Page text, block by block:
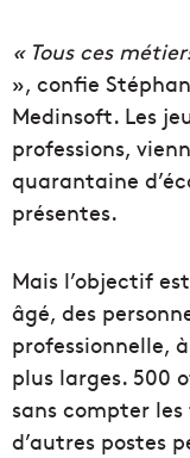
« Tous ces
», confie
Medinsoft. Les
professions,
quarantaine
présentes.
Mais l’objectif
âgé, des
professionnelle,
plus larges. 500
sans compter
d’autres postes